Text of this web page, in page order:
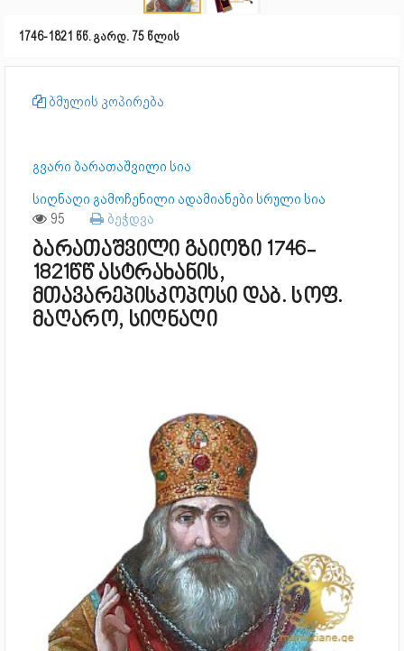
1746-1821 წწ. გარდ. 75 წლის
ბმულის კოპირება
გვარი ბარათაშვილი სია
სიღნაღი გამოჩენილი ადამიანები სრული სია
95 ბეჭდვა
ბარათაშვილი გაიოზი 1746-
1821წწ ასტრახანის,
მთავარეპისკოპოსი დაბ. სოფ.
მაღარო, სიღნაღი